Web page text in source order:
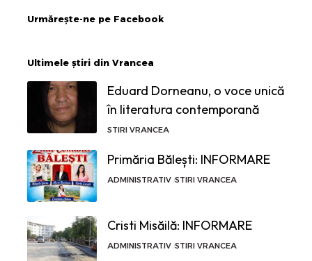
Urmărește-ne pe Facebook
Ultimele știri din Vrancea
Eduard Dorneanu, o voce unică
în literatura contemporană
STIRI VRANCEA
Primăria Bălești: INFORMARE
ADMINISTRATIV STIRI VRANCEA
Cristi Misăilă: INFORMARE
ADMINISTRATIV STIRI VRANCEA